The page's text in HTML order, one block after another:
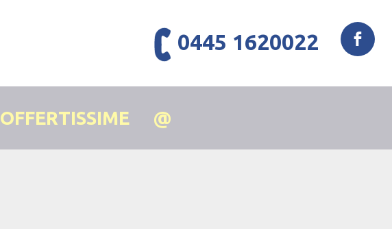
0445 1620022
OFFERTISSIME @